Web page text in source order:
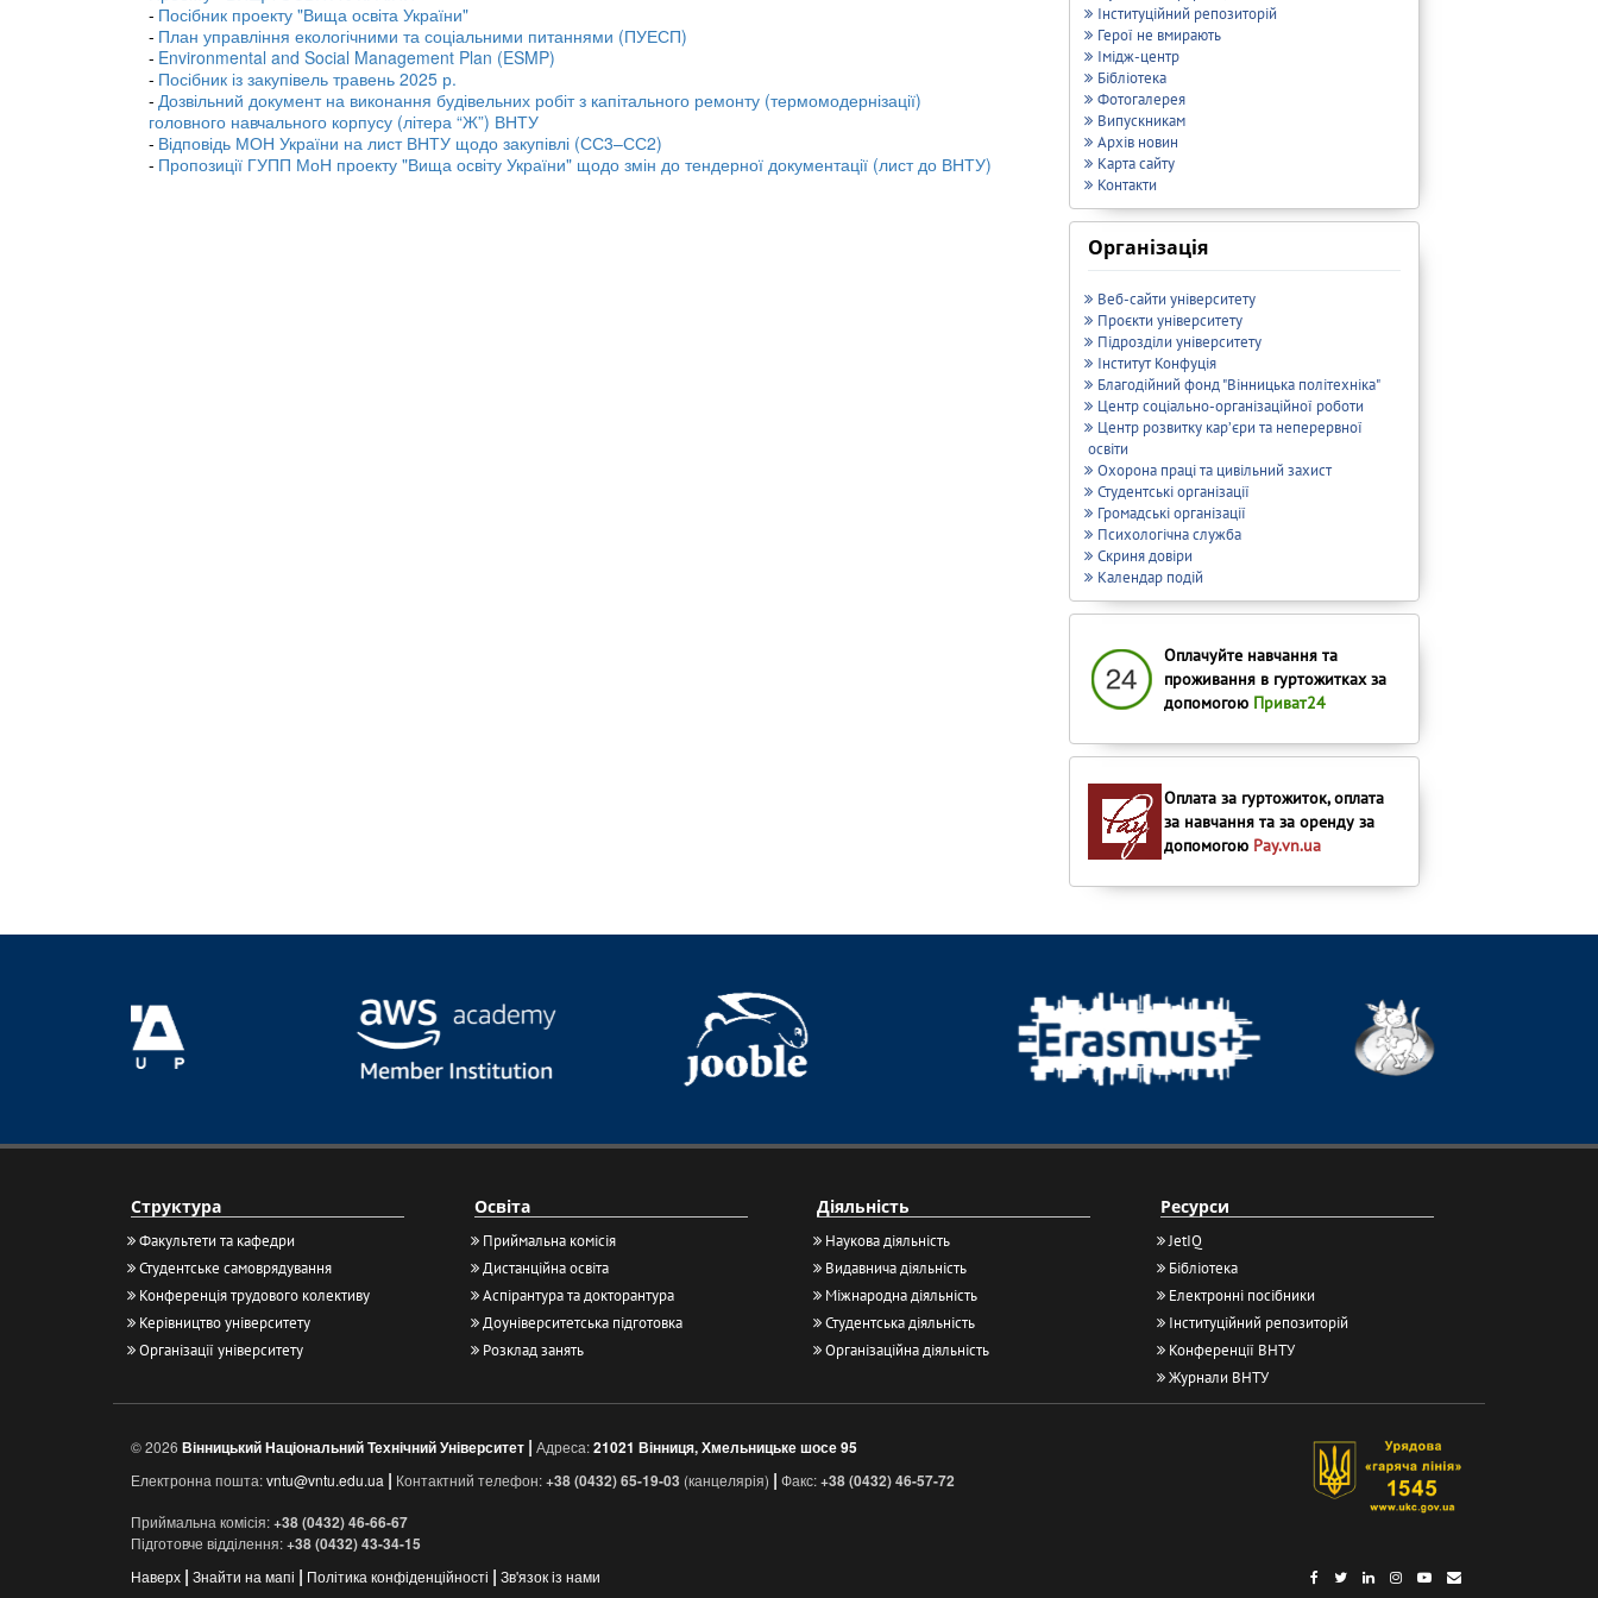
Посібник проекту "Вища освіта України"
План управління екологічними та соціальними питаннями (ПУЕСП)
Environmental and Social Management Plan (ESMP)
Посібник із закупівель травень 2025 р.
Дозвільний документ на виконання будівельних робіт з капітального ремонту (термомодернізації)
головного навчального корпусу (літера “Ж”) ВНТУ
Відповідь МОН України на лист ВНТУ щодо закупівлі (СС3–СС2)
Пропозиції ГУПП МоН проекту "Вища освіту України" щодо змін до тендерної документації (лист до ВНТУ)
Інституційний репозиторій
Герої не вмирають
Імідж-центр
Бібліотека
Фотогалерея
Випускникам
Архів новин
Карта сайту
Контакти
Організація
Веб-сайти університету
Проєкти університету
Підрозділи університету
Інститут Конфуція
Благодійний фонд "Вінницька політехніка"
Центр соціально-організаційної роботи
Центр розвитку кар’єри та неперервної
освіти
Охорона праці та цивільний захист
Студентські організації
Громадські організації
Психологічна служба
Скриня довіри
Календар подій
Оплачуйте навчання та
проживання в гуртожитках за
допомогою Приват24
Оплата за гуртожиток, оплата
за навчання та за оренду за
допомогою Pay.vn.ua
Структура
Факультети та кафедри
Студентське самоврядування
Конференція трудового колективу
Керівництво університету
Організації університету
Освіта
Приймальна комісія
Дистанційна освіта
Аспірантура та докторантура
Доуніверситетська підготовка
Розклад занять
Діяльність
Наукова діяльність
Видавнича діяльність
Міжнародна діяльність
Студентська діяльність
Організаційна діяльність
Ресурси
JetIQ
Бібліотека
Електронні посібники
Інституційний репозиторій
Конференції ВНТУ
Журнали ВНТУ
© 2026 Вінницький Національний Технічний Університет | Адреса:21021 Вінниця, Хмельницьке шосе 95
Електронна пошта:vntu@vntu.edu.ua | Контактний телефон:+38 (0432) 65-19-03 (канцелярія) | Факс:+38 (0432) 46-57-72
Приймальна комісія:+38 (0432) 46-66-67
Підготовче відділення:+38 (0432) 43-34-15
Наверх | Знайти на мапі | Політика конфіденційності | Зв'язок із нами